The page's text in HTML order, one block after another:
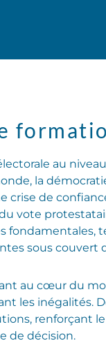
au
la
crise de
vote
fondamentales,
sous
au cœur du
les inégalités.
renforçant
de décision.